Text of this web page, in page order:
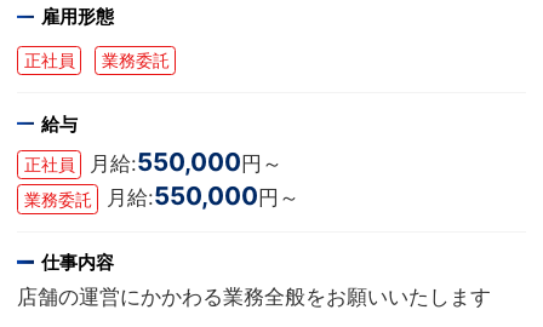
雇用形態
正社員 業務委託
給与
正社員 月給:550,000円～
業務委託 月給:550,000 円～
仕事内容
店舗の運営にかかわる業務全般をお願いいたします